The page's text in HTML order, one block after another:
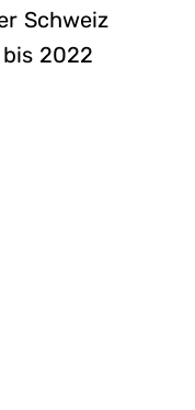
Schweiz
2022